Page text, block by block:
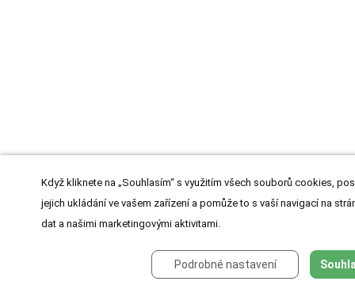
Když kliknete na „Souhlasím“ s využitím všech souborů cookies,
jejich ukládání ve vašem zařízení a pomůže to s vaší navigací na
dat a našimi marketingovými aktivitami.
Podrobné nastavení